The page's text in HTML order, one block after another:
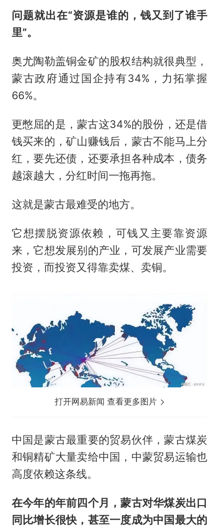
问题就出在“资源是谁的，钱又到了谁手
里”。
奥尤陶勒盖铜金矿的股权结构就很典型，
蒙古政府通过国企持有34%，力拓掌握
66%。
更憋屈的是，蒙古这34%的股份，还是借
钱买来的，矿山赚钱后，蒙古不能马上分
红，要先还债，还要承担各种成本，债务
越滚越大，分红时间一拖再拖。
这就是蒙古最难受的地方。
它想摆脱资源依赖，可钱又主要靠资源
来，它想发展别的产业，可发展产业需要
投资，而投资又得靠卖煤、卖铜。
打开网易新闻 查看更多图片
中国是蒙古最重要的贸易伙伴，蒙古煤炭
和铜精矿大量卖给中国，中蒙贸易运输也
高度依赖这条线。
在今年的年前四个月，蒙古对华煤炭出口
同比增长很快，甚至一度成为中国最大的